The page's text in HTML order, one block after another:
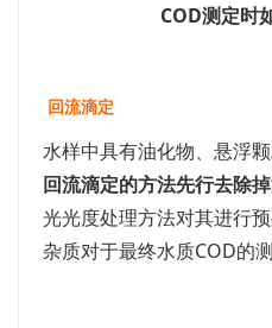
COD测定时
回流滴定
水样中具有油化物、悬浮
回流滴定的方法先行去除
光光度处理方法对其进行
杂质对于最终水质COD的